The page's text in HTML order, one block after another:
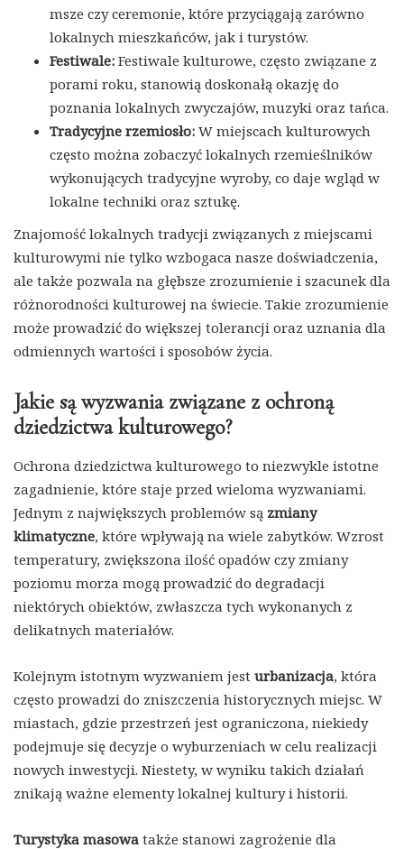
msze czy ceremonie, które przyciągają zarówno
lokalnych mieszkańców, jak i turystów.
Festiwale: Festiwale kulturowe, często związane z
porami roku, stanowią doskonałą okazję do
poznania lokalnych zwyczajów, muzyki oraz tańca.
Tradycyjne rzemiosło: W miejscach kulturowych
często można zobaczyć lokalnych rzemieślników
wykonujących tradycyjne wyroby, co daje wgląd w
lokalne techniki oraz sztukę.
Znajomość lokalnych tradycji związanych z miejscami
kulturowymi nie tylko wzbogaca nasze doświadczenia,
ale także pozwala na głębsze zrozumienie i szacunek dla
różnorodności kulturowej na świecie. Takie zrozumienie
może prowadzić do większej tolerancji oraz uznania dla
odmiennych wartości i sposobów życia.
Jakie są wyzwania związane z ochroną
dziedzictwa kulturowego?
Ochrona dziedzictwa kulturowego to niezwykle istotne
zagadnienie, które staje przed wieloma wyzwaniami.
Jednym z największych problemów są zmiany
klimatyczne, które wpływają na wiele zabytków. Wzrost
temperatury, zwiększona ilość opadów czy zmiany
poziomu morza mogą prowadzić do degradacji
niektórych obiektów, zwłaszcza tych wykonanych z
delikatnych materiałów.
Kolejnym istotnym wyzwaniem jest urbanizacja, która
często prowadzi do zniszczenia historycznych miejsc. W
miastach, gdzie przestrzeń jest ograniczona, niekiedy
podejmuje się decyzje o wyburzeniach w celu realizacji
nowych inwestycji. Niestety, w wyniku takich działań
znikają ważne elementy lokalnej kultury i historii.
Turystyka masowa także stanowi zagrożenie dla